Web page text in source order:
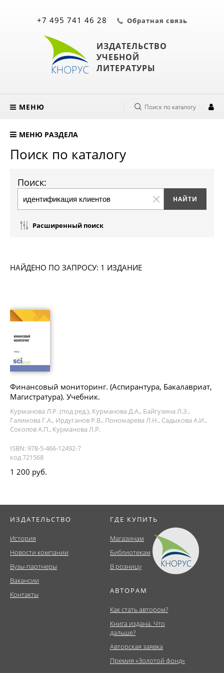
ИЗДАТЕЛЬСТВО
УЧЕБНОЙ
ЛИТЕРАТУРЫ
+7 495 741 46 28 Обратная связь
МЕНЮ Поиск по каталогу
МЕНЮ РАЗДЕЛА
Поиск по каталогу
Поиск:
Расширенный поиск
НАЙДЕНО ПО ЗАПРОСУ: 1 ИЗДАНИЕ
Финансовый мониторинг. (Аспирантура, Бакалавриат,
Магистратура). Учебник.
Курманова Л.Р. (под ред.), Курманова Д.А., Байгузина Л.З.,
Галимова Г.А., Ирдуганов Р.В., Пономарева Л.Н., Садыкова А.И.,
Соколов А.П., Курманова Л.Р.
ISBN: 978-5-466-12492-7
код 721568
1 200 руб.
ИЗДАТЕЛЬСТВО
История
Новости компании
Вузы-партнеры
Вакансии
Контакты
ГДЕ КУПИТЬ
Магазинам
Библиотекам
В розницу
АВТОРАМ
Как стать автором?
Книга издана. Что
дальше?
Авторская заявка
Премия «Золотой фонд»